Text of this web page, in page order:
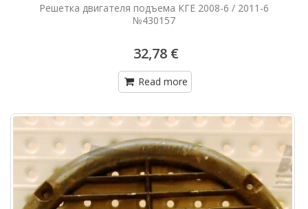
Решетка двигателя подъема КГЕ 2008-6 / 2011-6
№430157
32,78 €
Read more